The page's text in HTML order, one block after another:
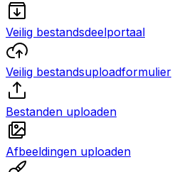
Veilig bestandsdeelportaal
Veilig bestandsuploadformulier
Bestanden uploaden
Afbeeldingen uploaden